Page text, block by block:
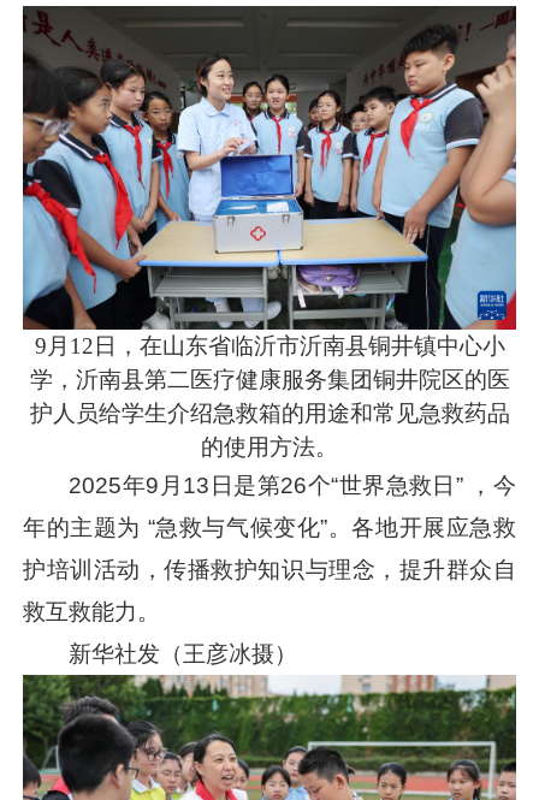
9月12日，在山东省临沂市沂南县铜井镇中心小
学，沂南县第二医疗健康服务集团铜井院区的医
护人员给学生介绍急救箱的用途和常见急救药品
的使用方法。
2025年9月13日是第26个“世界急救日” ，今
年的主题为 “急救与气候变化”。各地开展应急救
护培训活动，传播救护知识与理念，提升群众自
救互救能力。
新华社发（王彦冰摄）